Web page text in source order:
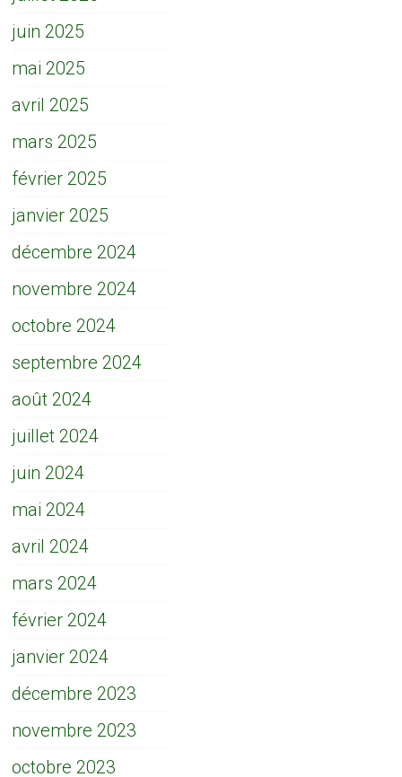
juin 2025
mai 2025
avril 2025
mars 2025
février 2025
janvier 2025
décembre 2024
novembre 2024
octobre 2024
septembre 2024
août 2024
juillet 2024
juin 2024
mai 2024
avril 2024
mars 2024
février 2024
janvier 2024
décembre 2023
novembre 2023
octobre 2023